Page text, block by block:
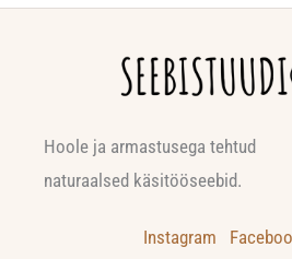
Hoole ja armastusega tehtud
naturaalsed käsitööseebid.
Instagram